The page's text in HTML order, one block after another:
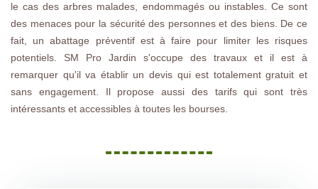
le cas des arbres malades, endommagés ou instables. Ce sont
des menaces pour la sécurité des personnes et des biens. De ce
fait, un abattage préventif est à faire pour limiter les risques
potentiels. SM Pro Jardin s'occupe des travaux et il est à
remarquer qu'il va établir un devis qui est totalement gratuit et
sans engagement. Il propose aussi des tarifs qui sont très
intéressants et accessibles à toutes les bourses.